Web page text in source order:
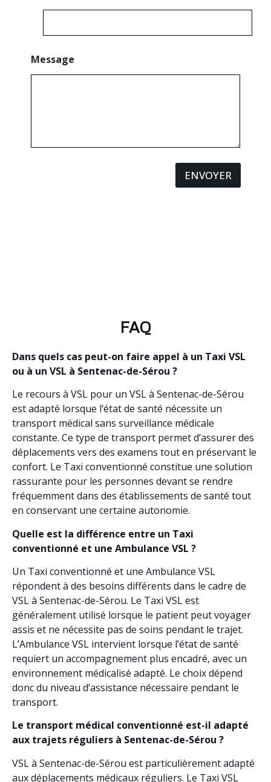
Message
ENVOYER
FAQ
Dans quels cas peut-on faire appel à un Taxi VSL
ou à un VSL à Sentenac-de-Sérou ?
Le recours à VSL pour un VSL à Sentenac-de-Sérou
est adapté lorsque l’état de santé nécessite un
transport médical sans surveillance médicale
constante. Ce type de transport permet d’assurer des
déplacements vers des examens tout en préservant le
confort. Le Taxi conventionné constitue une solution
rassurante pour les personnes devant se rendre
fréquemment dans des établissements de santé tout
en conservant une certaine autonomie.
Quelle est la différence entre un Taxi
conventionné et une Ambulance VSL ?
Un Taxi conventionné et une Ambulance VSL
répondent à des besoins différents dans le cadre de
VSL à Sentenac-de-Sérou. Le Taxi VSL est
généralement utilisé lorsque le patient peut voyager
assis et ne nécessite pas de soins pendant le trajet.
L’Ambulance VSL intervient lorsque l’état de santé
requiert un accompagnement plus encadré, avec un
environnement médicalisé adapté. Le choix dépend
donc du niveau d’assistance nécessaire pendant le
transport.
Le transport médical conventionné est-il adapté
aux trajets réguliers à Sentenac-de-Sérou ?
VSL à Sentenac-de-Sérou est particulièrement adapté
aux déplacements médicaux réguliers. Le Taxi VSL